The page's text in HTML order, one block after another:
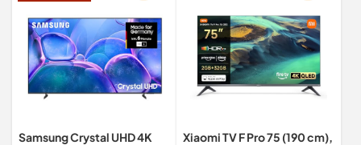
Samsung Crystal UHD 4K
Xiaomi TV F Pro 75 (190 cm),